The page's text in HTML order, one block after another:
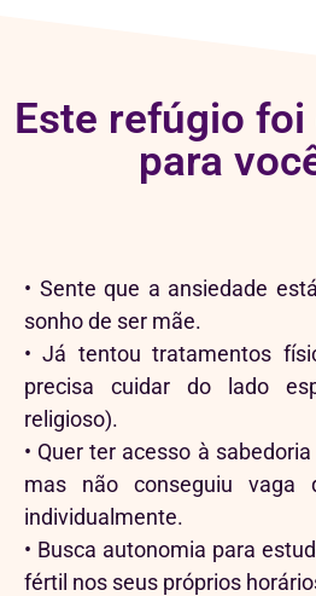
Este refúgio
para
• Sente que a ansiedade
sonho de ser mãe.
• Já tentou tratamentos
precisa cuidar do lado
religioso).
• Quer ter acesso à
mas não conseguiu vaga
individualmente.
• Busca autonomia para
fértil nos seus próprios